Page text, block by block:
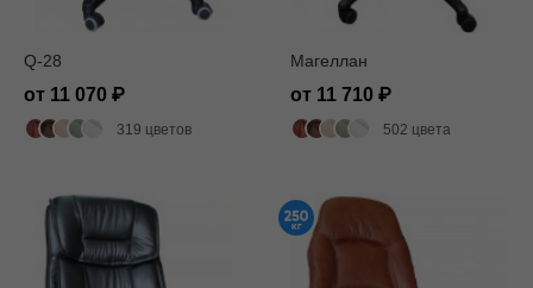
Q-28
от 11 070
319 цветов
Магеллан
от 11 710
502 цвета